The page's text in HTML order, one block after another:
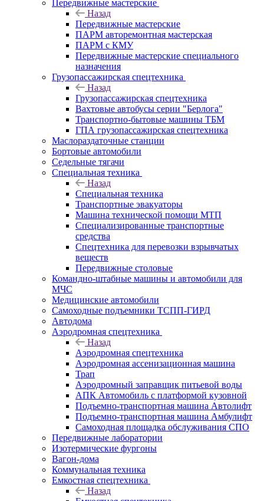
Передвижные мастерские
Назад
Передвижные мастерские
ПАРМ авторемонтная мастерская
ПАРМ с КМУ
Передвижные мастерские специального
назначения
Грузопассажирская спецтехника
Назад
Грузопассажирская спецтехника
Вахтовые автобусы серии "Берлога"
Транспортно-бытовые машины ТБМ
ГПА грузопассажирская спецтехника
Маслораздаточные станции
Бортовые автомобили
Седельные тягачи
Специальная техника
Назад
Специальная техника
Транспортные эвакуаторы
Машина технической помощи МТП
Специализированные транспортные
средства
Спецтехника для перевозки взрывчатых
веществ
Передвижные столовые
Командно-штабные машины и автомобили для
МЧС
Медицинские автомобили
Самоходные подъемники ТСПП-ГИРД
Автодома
Аэродромная спецтехника
Назад
Аэродромная спецтехника
Аэродромная ассенизационная машина
Трап
Аэродромный заправщик питьевой воды
АПК Автомобиль с платформой кузовной
Подъемно-транспортная машина Автолифт
Подъемно-транспортная машина Амбулифт
Самоходная площадка обслуживания СПО
Передвижные лаборатории
Изотермические фургоны
Вагон-дома
Коммунальная техника
Емкостная спецтехника
Назад